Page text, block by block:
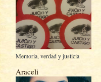
Memoria, verdad y justicia
Araceli